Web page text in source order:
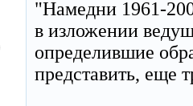
"Намедни 1961-
в изложении
определившие
представить, еще